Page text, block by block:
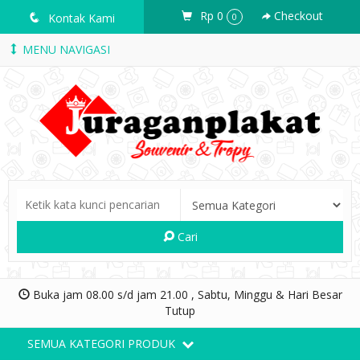
q Kontak Kami Rp 0 0 Checkout
MENU NAVIGASI
Cari
Buka jam 08.00 s/d jam 21.00 , Sabtu, Minggu & Hari Besar
Tutup
SEMUA KATEGORI PRODUK